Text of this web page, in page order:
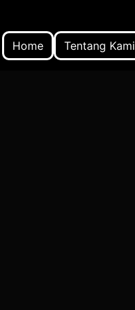
Home Tentang Kami